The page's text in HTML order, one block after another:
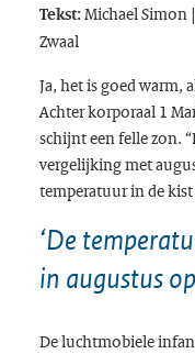
Tekst:Michael Simon
Zwaal
Ja, het is goed warm,
Achter korporaal 1
schijnt een felle zon.
vergelijking met
temperatuur in de
‘De
in augustus
De luchtmobiele